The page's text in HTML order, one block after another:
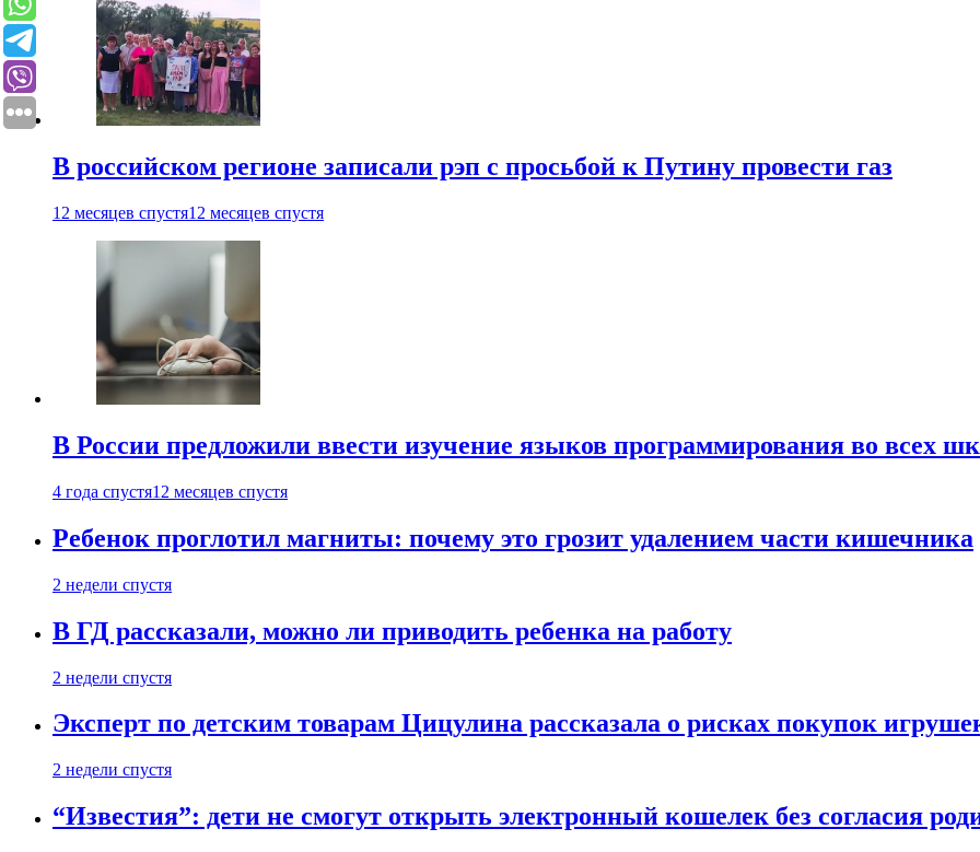
В российском регионе записали рэп с просьбой к Путину провести газ
12 месяцев спустя12 месяцев спустя
В России предложили ввести изучение языков программирования во всех
4 года спустя12 месяцев спустя
Ребенок проглотил магниты: почему это грозит удалением части кишечника
2 недели спустя
В ГД рассказали, можно ли приводить ребенка на работу
2 недели спустя
Эксперт по детским товарам Цицулина рассказала о рисках покупок
2 недели спустя
“Известия”: дети не смогут открыть электронный кошелек без согласия